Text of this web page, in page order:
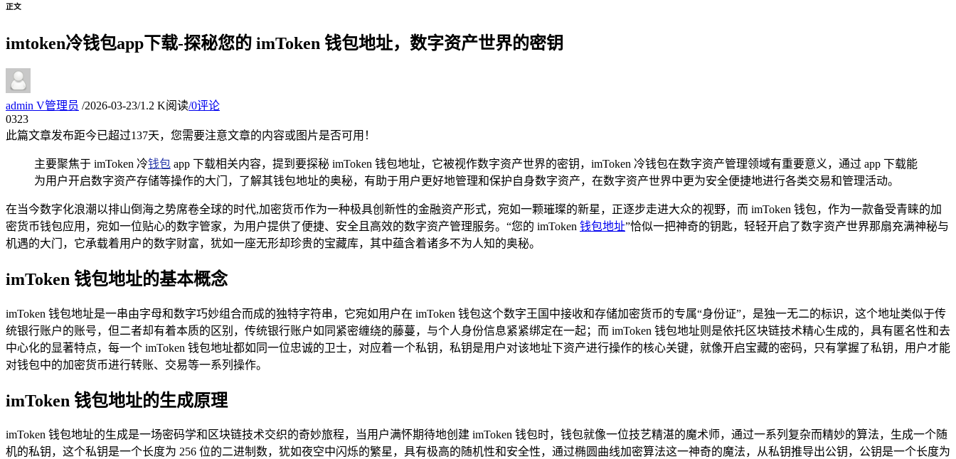
正文
imtoken冷钱包app下载-探秘您的 imToken 钱包地址，数字资产世界的密钥
admin V管理员 /2026-03-23/1.2 K阅读/0评论
0323
此篇文章发布距今已超过137天，您需要注意文章的内容或图片是否可用！
主要聚焦于 imToken 冷钱包 app 下载相关内容，提到要探秘 imToken 钱包地址，它被视作数字资产世界的密钥，imToken 冷钱包在数字资产管理领域有重要意义，通过 app 下载能
为用户开启数字资产存储等操作的大门，了解其钱包地址的奥秘，有助于用户更好地管理和保护自身数字资产，在数字资产世界中更为安全便捷地进行各类交易和管理活动。
在当今数字化浪潮以排山倒海之势席卷全球的时代,加密货币作为一种极具创新性的金融资产形式，宛如一颗璀璨的新星，正逐步走进大众的视野，而 imToken 钱包，作为一款备受青睐的加
密货币钱包应用，宛如一位贴心的数字管家，为用户提供了便捷、安全且高效的数字资产管理服务。“您的 imToken 钱包地址”恰似一把神奇的钥匙，轻轻开启了数字资产世界那扇充满神秘与
机遇的大门，它承载着用户的数字财富，犹如一座无形却珍贵的宝藏库，其中蕴含着诸多不为人知的奥秘。
imToken 钱包地址的基本概念
imToken 钱包地址是一串由字母和数字巧妙组合而成的独特字符串，它宛如用户在 imToken 钱包这个数字王国中接收和存储加密货币的专属“身份证”，是独一无二的标识，这个地址类似于传
统银行账户的账号，但二者却有着本质的区别，传统银行账户如同紧密缠绕的藤蔓，与个人身份信息紧紧绑定在一起；而 imToken 钱包地址则是依托区块链技术精心生成的，具有匿名性和去
中心化的显著特点，每一个 imToken 钱包地址都如同一位忠诚的卫士，对应着一个私钥，私钥是用户对该地址下资产进行操作的核心关键，就像开启宝藏的密码，只有掌握了私钥，用户才能
对钱包中的加密货币进行转账、交易等一系列操作。
imToken 钱包地址的生成原理
imToken 钱包地址的生成是一场密码学和区块链技术交织的奇妙旅程，当用户满怀期待地创建 imToken 钱包时，钱包就像一位技艺精湛的魔术师，通过一系列复杂而精妙的算法，生成一个随
机的私钥，这个私钥是一个长度为 256 位的二进制数，犹如夜空中闪烁的繁星，具有极高的随机性和安全性，通过椭圆曲线加密算法这一神奇的魔法，从私钥推导出公钥，公钥是一个长度为